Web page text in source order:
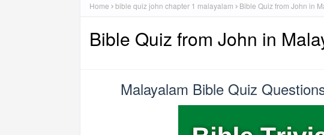
Home bible quiz john chapter 1 malayalam Bible Quiz from John in
Bible Quiz from John in
Malayalam Bible Quiz